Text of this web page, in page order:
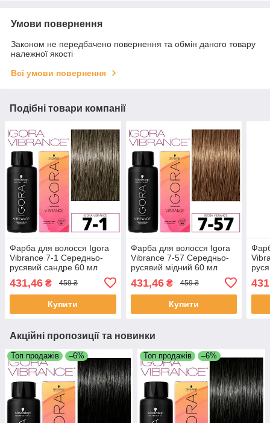
Умови повернення
Законом не передбачено повернення та обмін даного товару
належної якості
Всі умови повернення
Подібні товари компанії
Фарба для волосся Igora
Vibrance 7-1 Середньо-
русявий сандре 60 мл
431,46 ₴ 459 ₴
Купити
Фарба для волосся Igora
Vibrance 7-57 Середньо-
русявий мідний 60 мл
431,46₴ 459 ₴
Купити
Акційні пропозиції та новинки
Топ продажів –6% Топ продажів –6%